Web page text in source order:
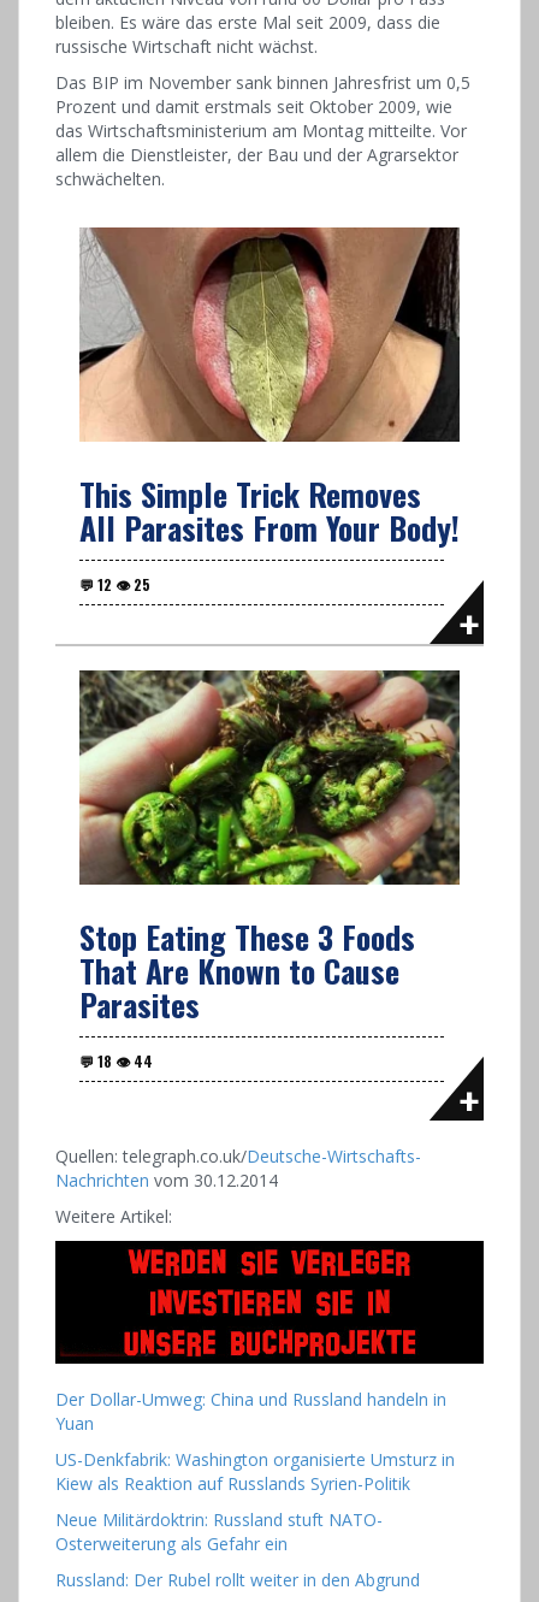
bleiben. Es wäre das erste Mal seit 2009, dass die
russische Wirtschaft nicht wächst.
Das BIP im November sank binnen Jahresfrist um 0,5
Prozent und damit erstmals seit Oktober 2009, wie
das Wirtschaftsministerium am Montag mitteilte. Vor
allem die Dienstleister, der Bau und der Agrarsektor
schwächelten.
This Simple Trick Removes
All Parasites From Your Body!
Stop Eating These 3 Foods
That Are Known to Cause
Parasites
Quellen: telegraph.co.uk/Deutsche-Wirtschafts-
Nachrichten vom 30.12.2014
Weitere Artikel:
Der Dollar-Umweg: China und Russland handeln in
Yuan
US-Denkfabrik: Washington organisierte Umsturz in
Kiew als Reaktion auf Russlands Syrien-Politik
Neue Militärdoktrin: Russland stuft NATO-
Osterweiterung als Gefahr ein
Russland: Der Rubel rollt weiter in den Abgrund